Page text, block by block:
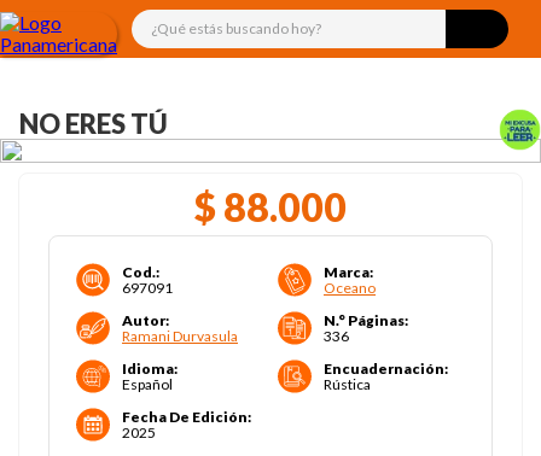
¿Qué estás buscando hoy?
NO ERES TÚ
$ 88.000
Cod.:
697091
Marca:
Oceano
Autor:
Ramani Durvasula
N.° Páginas:
336
Idioma:
Español
Encuadernación:
Rústica
Fecha De Edición:
2025